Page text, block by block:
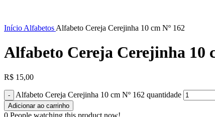
Início Alfabetos Alfabeto Cereja Cerejinha 10 cm Nº 162
Alfabeto Cereja Cerejinha 10
R$ 15,00
Alfabeto Cereja Cerejinha 10 cm Nº 162 quantidade
Adicionar ao carrinho
0 People watching this product now!